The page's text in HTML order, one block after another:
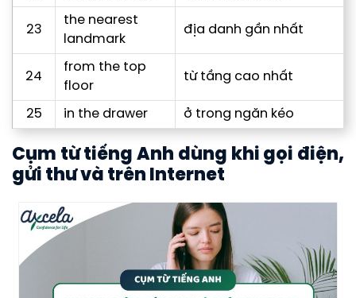
23
the nearest
landmark
địa danh gần nhất
24
from the top
floor
từ tầng cao nhất
25 in the drawer ở trong ngăn kéo
Cụm từ tiếng Anh dùng khi gọi điện,
gửi thư và trên Internet